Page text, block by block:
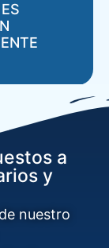
a
y
nuestro